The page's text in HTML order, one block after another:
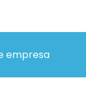
empresa